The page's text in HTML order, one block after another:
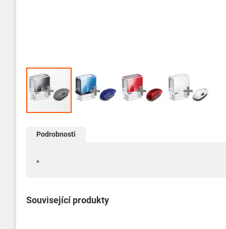
začátek
Podrobnosti
*
Související produkty